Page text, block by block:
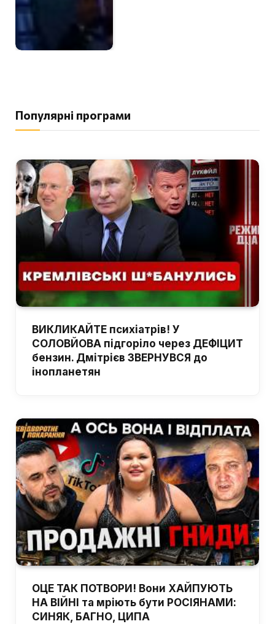
Популярні програми
ВИКЛИКАЙТЕ психіатрів! У
СОЛОВЙОВА підгоріло через ДЕФІЦИТ
бензин. Дмітрієв ЗВЕРНУВСЯ до
інопланетян
ОЦЕ ТАК ПОТВОРИ! Вони ХАЙПУЮТЬ
НА ВІЙНІ та мріють бути РОСІЯНАМИ:
СИНЯК, БАГНО, ЦИПА